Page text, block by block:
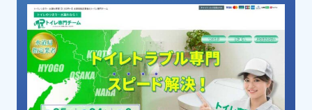
ピックアップ業者